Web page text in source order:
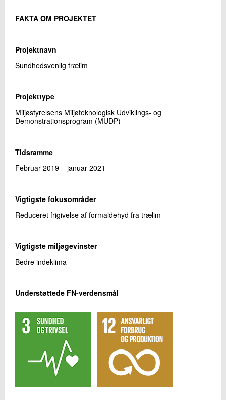
FAKTA OM PROJEKTET
Projektnavn
Sundhedsvenlig trælim
Projekttype
Miljøstyrelsens Miljøteknologisk Udviklings- og
Demonstrationsprogram (MUDP)
Tidsramme
Februar 2019 – januar 2021
Vigtigste fokusområder
Reduceret frigivelse af formaldehyd fra trælim
Vigtigste miljøgevinster
Bedre indeklima
Understøttede FN-verdensmål